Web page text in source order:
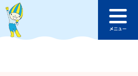
このページの本文へ
ュ